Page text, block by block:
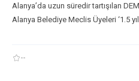
Alanya’da uzun süredir tartışılan
Alanya Belediye Meclis Üyeleri ‘1.5 yıl
--